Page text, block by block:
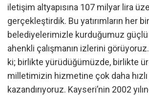
iletişim altyapısına 107 milyar lira
gerçekleştirdik. Bu yatırımların her
belediyelerimizle kurduğumuz
ahenkli çalışmanın izlerini
ki; birlikte yürüdüğümüzde, birlikte
milletimizin hizmetine çok daha hızlı
kazandırıyoruz. Kayseri’nin 2002